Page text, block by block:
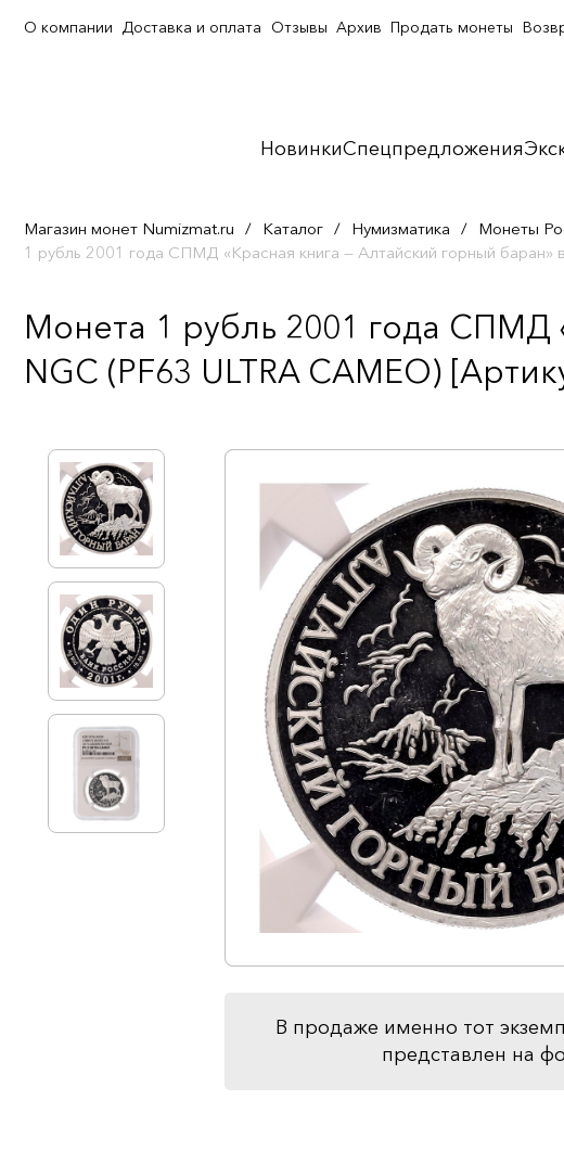
НовинкиСпецпредложения
О компании Доставка и оплата Отзывы Архив Продать монеты
Магазин монет Numizmat.ru / Каталог / Нумизматика / Монеты
1 рубль 2001 года СПМД «Красная книга — Алтайский горный баран»
Монета 1 рубль 2001 года СПМД
NGC (PF63 ULTRA CAMEO)
В продаже именно тот
представлен на